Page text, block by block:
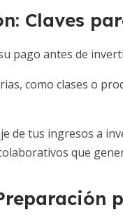
Claves
pago antes de
como clases o
de tus ingresos a
que